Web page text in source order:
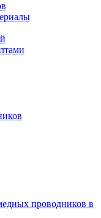
проводников в